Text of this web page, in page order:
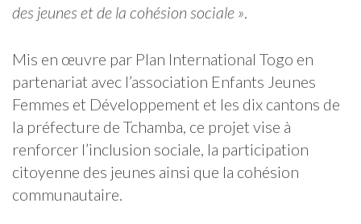
des jeunes et de la cohésion sociale »
Mis en œuvre par Plan International Togo en
partenariat avec l’association Enfants Jeunes
Femmes et Développement et les dix cantons de
la préfecture de Tchamba, ce projet vise à
renforcer l’inclusion sociale, la participation
citoyenne des jeunes ainsi que la cohésion
communautaire.